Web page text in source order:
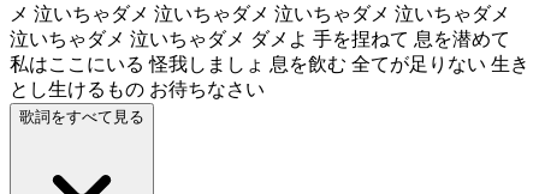
メ 泣いちゃダメ 泣いちゃダメ 泣いちゃダメ 泣いちゃダメ
泣いちゃダメ 泣いちゃダメ ダメよ 手を捏ねて 息を潜めて
私はここにいる 怪我しましょ 息を飲む 全てが足りない 生き
とし生けるもの お待ちなさい
歌詞をすべて見る